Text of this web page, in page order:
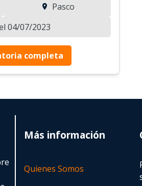
Pasco
04/07/2023
completa
Más información
Quienes Somos